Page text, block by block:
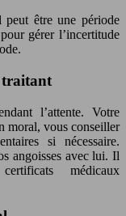
peut être une période
gérer l’incertitude
traitant
l’attente. Votre
moral, vous conseiller
si nécessaire.
angoisses avec lui. Il
médicaux